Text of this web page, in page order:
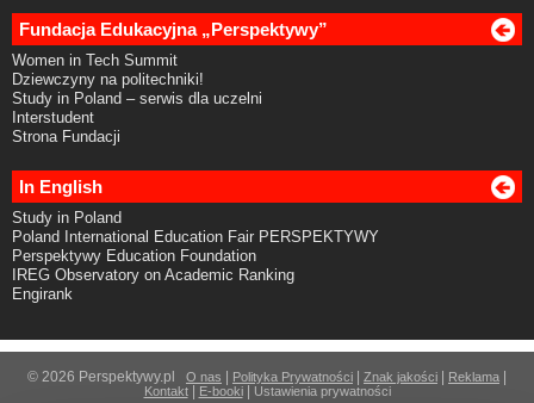
Fundacja Edukacyjna „Perspektywy”
Women in Tech Summit
Dziewczyny na politechniki!
Study in Poland – serwis dla uczelni
Interstudent
Strona Fundacji
In English
Study in Poland
Poland International Education Fair PERSPEKTYWY
Perspektywy Education Foundation
IREG Observatory on Academic Ranking
Engirank
© 2026 Perspektywy.pl O nas Polityka Prywatności Znak jakości Reklama
Kontakt| E-booki| Ustawienia prywatności